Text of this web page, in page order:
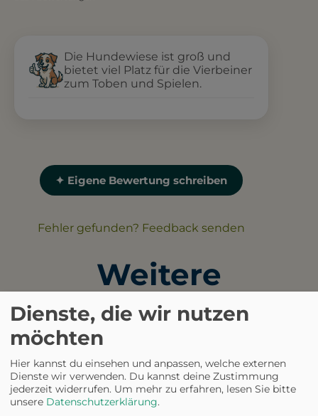
Die Hundewiese ist groß und
bietet viel Platz für die Vierbeiner
zum Toben und Spielen.
✦ Eigene Bewertung schreiben
Fehler gefunden? Feedback senden
Weitere
Ausflugsziele in der
HUNDEAUSLAUFPLATZ
Hundewiese am Eulach
Dienste, die wir nutzen
möchten
Hier kannst du einsehen und anpassen, welche externen
Dienste wir verwenden. Du kannst deine Zustimmung
jederzeit widerrufen. Um mehr zu erfahren, lesen Sie bitte
unsere Datenschutzerklärung.